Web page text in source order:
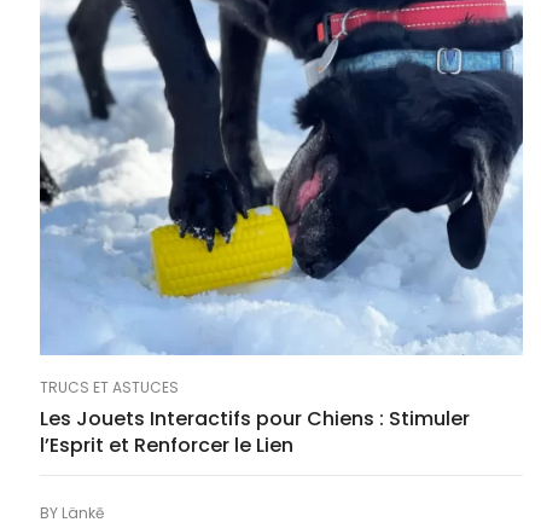
TRUCS ET ASTUCES
Les Jouets Interactifs pour Chiens : Stimuler
l’Esprit et Renforcer le Lien
BY Länkē